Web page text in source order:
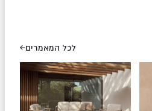
לכל המאמרים